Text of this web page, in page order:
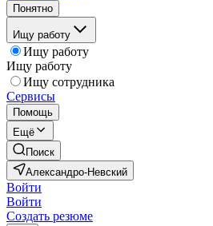
Понятно
Ищу работу
Ищу работу
Ищу работу
Ищу сотрудника
Сервисы
Помощь
Ещё
Поиск
Александро-Невский
Войти
Войти
Создать резюме